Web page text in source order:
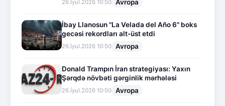
26.İyul.2026 10:50 Avropa
İbay Llanosun "La Velada del Año 6" boks
gecəsi rekordları alt-üst etdi
26.İyul.2026 10:50 Avropa
Donald Trampın İran strategiyası: Yaxın
Şərqdə növbəti gərginlik mərhələsi
26.İyul.2026 10:50 Avropa